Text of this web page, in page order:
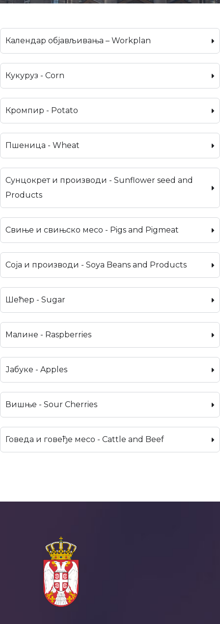
Календар објављивања – Workplan
Кукуруз - Corn
Кромпир - Potato
Пшеница - Wheat
Сунцокрет и производи - Sunflower seed and
Products
Свиње и свињско месо - Pigs and Pigmeat
Соја и производи - Soya Beans and Products
Шећер - Sugar
Малине - Raspberries
Јабуке - Apples
Вишње - Sour Cherries
Говеда и говеђе месо - Cattle and Beef